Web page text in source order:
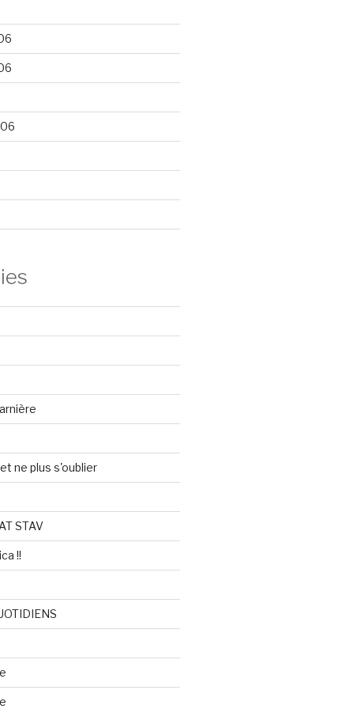
ne plus s'oublier
STAV
!!